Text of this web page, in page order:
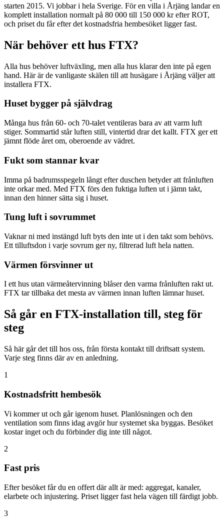
starten 2015. Vi jobbar i hela Sverige. För en villa i Årjäng landar en
komplett installation normalt på 80 000 till 150 000 kr efter ROT,
och priset du får efter det kostnadsfria hembesöket ligger fast.
När behöver ett hus FTX?
Alla hus behöver luftväxling, men alla hus klarar den inte på egen
hand. Här är de vanligaste skälen till att husägare i Årjäng väljer att
installera FTX.
Huset bygger på självdrag
Många hus från 60- och 70-talet ventileras bara av att varm luft
stiger. Sommartid står luften still, vintertid drar det kallt. FTX ger ett
jämnt flöde året om, oberoende av vädret.
Fukt som stannar kvar
Imma på badrumsspegeln långt efter duschen betyder att frånluften
inte orkar med. Med FTX förs den fuktiga luften ut i jämn takt,
innan den hinner sätta sig i huset.
Tung luft i sovrummet
Vaknar ni med instängd luft byts den inte ut i den takt som behövs.
Ett tilluftsdon i varje sovrum ger ny, filtrerad luft hela natten.
Värmen försvinner ut
I ett hus utan värmeåtervinning blåser den varma frånluften rakt ut.
FTX tar tillbaka det mesta av värmen innan luften lämnar huset.
Så går en FTX-installation till, steg för
steg
Så här går det till hos oss, från första kontakt till driftsatt system.
Varje steg finns där av en anledning.
1
Kostnadsfritt hembesök
Vi kommer ut och går igenom huset. Planlösningen och den
ventilation som finns idag avgör hur systemet ska byggas. Besöket
kostar inget och du förbinder dig inte till något.
2
Fast pris
Efter besöket får du en offert där allt är med: aggregat, kanaler,
elarbete och injustering. Priset ligger fast hela vägen till färdigt jobb.
3